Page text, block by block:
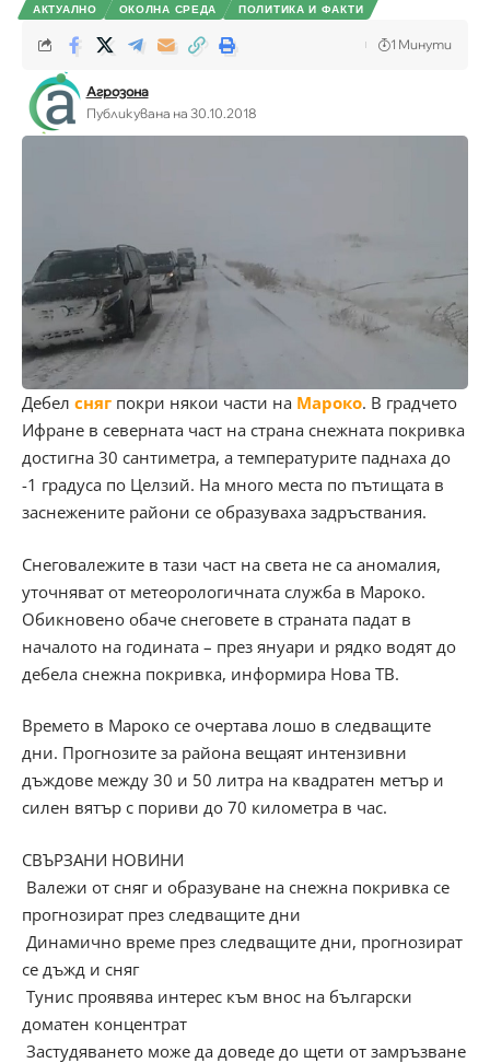
АКТУАЛНО ОКОЛНА СРЕДА ПОЛИТИКА И ФАКТИ
Агрозона
Публикувана на 30.10.2018
1 Минути
Дебел сняг покри някои части на Мароко. В градчето
Ифране в северната част на страна снежната покривка
достигна 30 сантиметра, а температурите паднаха до
-1 градуса по Целзий. На много места по пътищата в
заснежените райони се образуваха задръствания.
Снеговалежите в тази част на света не са аномалия,
уточняват от метеорологичната служба в Мароко.
Обикновено обаче снеговете в страната падат в
началото на годината – през януари и рядко водят до
дебела снежна покривка, информира Нова ТВ.
Времето в Мароко се очертава лошо в следващите
дни. Прогнозите за района вещаят интензивни
дъждове между 30 и 50 литра на квадратен метър и
силен вятър с пориви до 70 километра в час.
СВЪРЗАНИ НОВИНИ
Валежи от сняг и образуване на снежна покривка се
прогнозират през следващите дни
Динамично време през следващите дни, прогнозират
се дъжд и сняг
Тунис проявява интерес към внос на български
доматен концентрат
Застудяването може да доведе до щети от замръзване